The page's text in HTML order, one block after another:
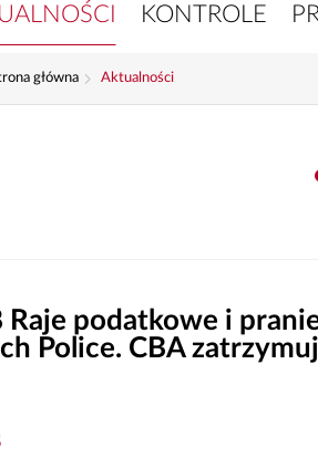
KONTROLE
główna Aktualności
Raje podatkowe i
Police. CBA